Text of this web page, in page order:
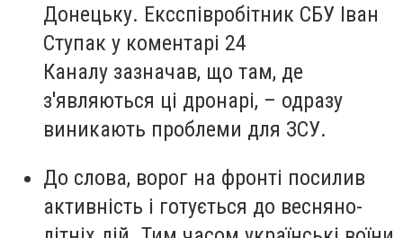
Донецьку. Ексспівробітник СБУ Іван
Ступак у коментарі 24
Каналу зазначав, що там, де
з'являються ці дронарі, – одразу
виникають проблеми для ЗСУ.
До слова, ворог на фронті посилив
активність і готується до весняно-